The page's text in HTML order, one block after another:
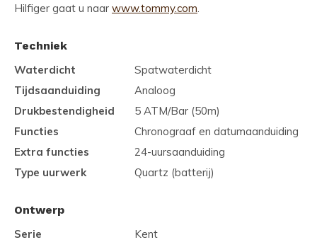
Hilfiger gaat u naar www.tommy.com.
Techniek
Waterdicht
Spatwaterdicht
Tijdsaanduiding
Analoog
Drukbestendigheid
5 ATM/Bar (50m)
Functies
Chronograaf en datumaanduiding
Extra functies
24-uursaanduiding
Type uurwerk
Quartz (batterij)
Ontwerp
Serie
Kent